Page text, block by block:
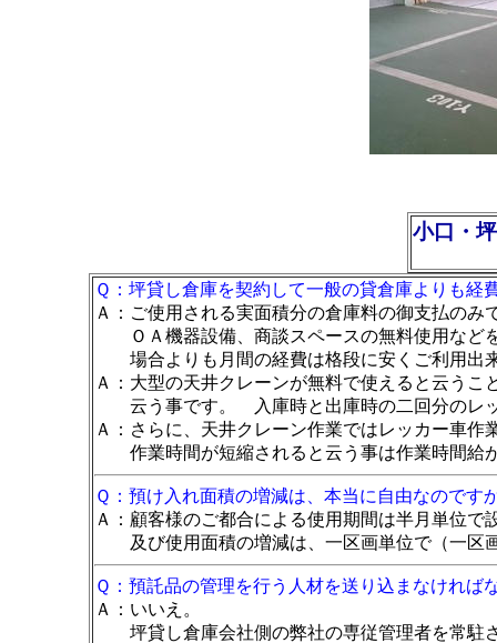
小口・
Ｑ：坪貸し倉庫を契約して一般の貸倉庫よりも経
Ａ：ご使用される実面積分の倉庫料の御支払の
ＯＡ機器設備、商談スペースの無料使用など
場合よりも月間の経費は格段に安くご利用出
Ａ：大型の天井クレーンが無料で使えると云う
云う事です。 入庫時と出庫時の二回分のレッ
Ａ：さらに、天井クレーン作業ではレッカー車
作業時間が短縮されると云う事は作業時間給
Ｑ：預け入れ面積の増減は、本当に自由なのです
Ａ：顧客様のご都合による使用期間は半月単位で
及び使用面積の増減は、一区画単位で（一区
Ｑ：預託品の管理を行う人材を送り込まなければ
Ａ：いいえ。
坪貸し倉庫会社側の弊社の専従管理者を常駐